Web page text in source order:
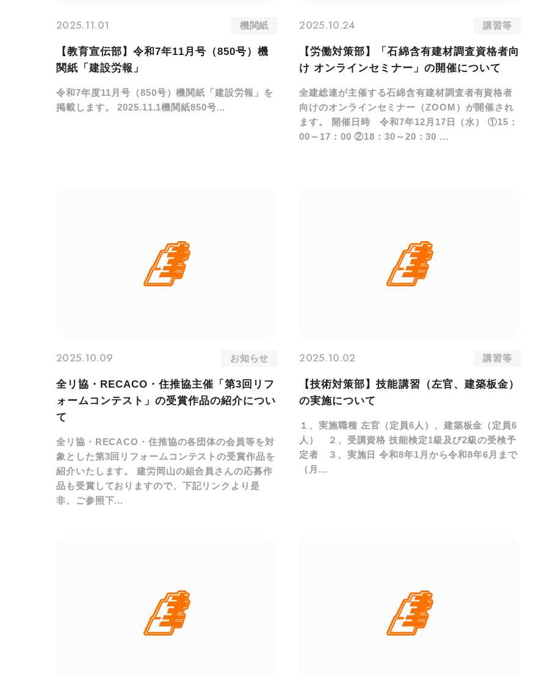
2025.11.01 機関紙
【教育宣伝部】令和7年11月号（850号）機
関紙「建設労報」
令和7年度11月号（850号）機関紙「建設労報」を
掲載します。 2025.11.1機関紙850号...
2025.10.24 講習等
【労働対策部】「石綿含有建材調査資格者向
け オンラインセミナー」の開催について
全建総連が主催する石綿含有建材調査者有資格者
向けのオンラインセミナー（ZOOM）が開催され
ます。 開催日時 令和7年12月17日（水） ①15：
00～17：00 ②18：30～20：30 ...
2025.10.09 お知らせ
全リ協・RECACO・住推協主催「第3回リフ
ォームコンテスト」の受賞作品の紹介につい
て
全リ協・RECACO・住推協の各団体の会員等を対
象とした第3回リフォームコンテストの受賞作品を
紹介いたします。 建労岡山の組合員さんの応募作
品も受賞しておりますので、下記リンクより是
非、ご参照下...
2025.10.02 講習等
【技術対策部】技能講習（左官、建築板金）
の実施について
１、実施職種 左官（定員6人）、建築板金（定員6
人） ２、受講資格 技能検定1級及び2級の受検予
定者 ３、実施日 令和8年1月から令和8年6月まで
（月...